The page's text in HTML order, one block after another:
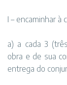
I – encaminhar à
a) a cada 3
obra e de sua
entrega do